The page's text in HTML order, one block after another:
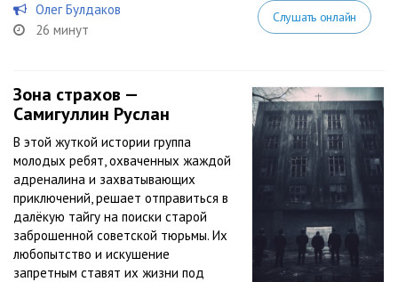
Олег Булдаков
26 минут
Слушать онлайн
Зона страхов —
Самигуллин Руслан
В этой жуткой истории группа
молодых ребят, охваченных жаждой
адреналина и захватывающих
приключений, решает отправиться в
далёкую тайгу на поиски старой
заброшенной советской тюрьмы. Их
любопытство и искушение
запретным ставят их жизни под